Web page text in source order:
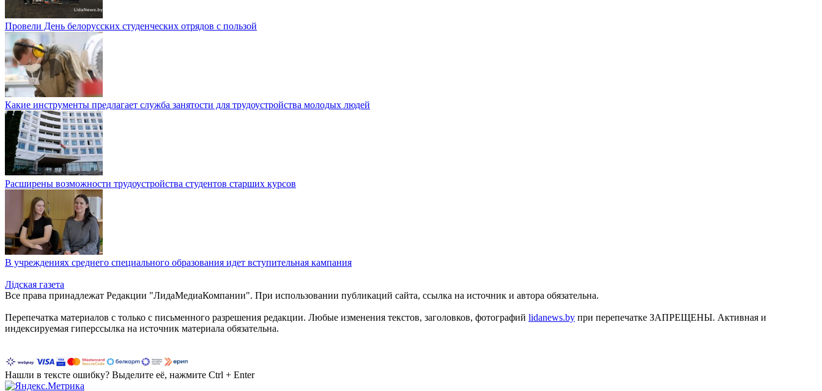
Провели День белорусских студенческих отрядов с пользой
Какие инструменты предлагает служба занятости для трудоустройства молодых людей
Расширены возможности трудоустройства студентов старших курсов
В учреждениях среднего специального образования идет вступительная кампания
Лiдская газета
Все права принадлежат Редакции "ЛидаМедиаКомпании". При использовании публикаций сайта, ссылка на источник и автора обязательна.
Перепечатка материалов c только с письменного разрешения редакции. Любые изменения текстов, заголовков, фотографий lidanews.by при перепечатке ЗАПРЕЩЕНЫ. Активная и
индексируемая гиперссылка на источник материала обязательна.
Нашли в тексте ошибку? Выделите её, нажмите Ctrl + Enter